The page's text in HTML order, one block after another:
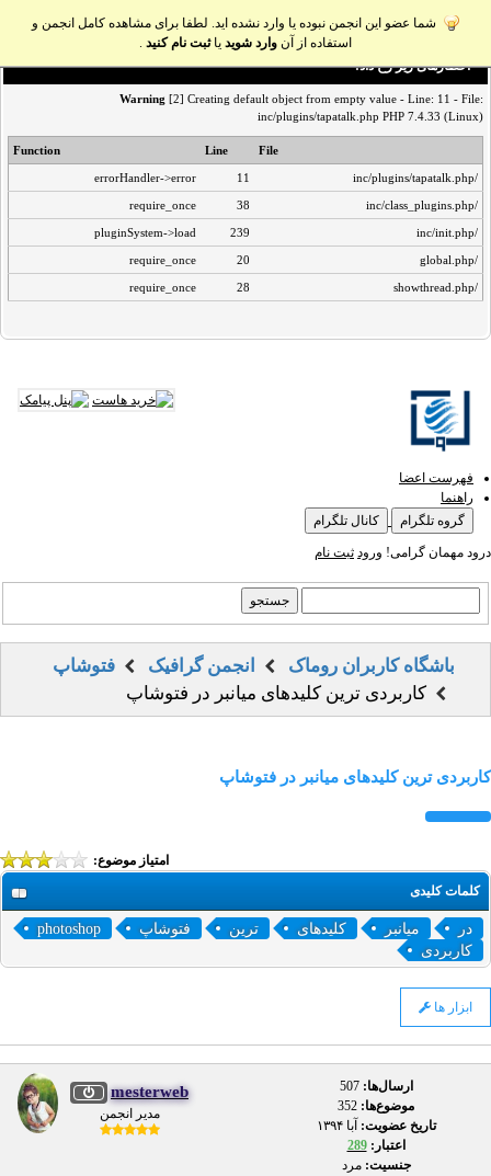
شما عضو این انجمن نبوده یا وارد نشده اید. لطفا برای مشاهده کامل انجمن و
استفاده از آن وارد شوید یاثبت نام کنید .
اخطار‌های زیر رخ داد:
Warning [2] Creating default object from empty value - Line: 11 - File:
inc/plugins/tapatalk.php PHP 7.4.33 (Linux)
File
Line
Function
/inc/plugins/tapatalk.php
11
errorHandler->error
/inc/class_plugins.php
38
require_once
/inc/init.php
239
pluginSystem->load
/global.php
20
require_once
/showthread.php
28
require_once
فهرست اعضا
راهنما
گروه تلگرام
کانال تلگرام
درود مهمان گرامی! ورود ثبت نام
باشگاه کاربران روماک انجمن گرافیک
فتوشاپ
کاربردی ترین کلیدهای میانبر در فتوشاپ
کاربردی ترین کلیدهای میانبر در فتوشاپ
امتیاز موضوع:
کلمات کلیدی
در میانبر کلیدهای ترین فتوشاپ
photoshop
کاربردی
ابزار ها
mesterweb
مدیر انجمن
ارسال‌ها:507
موضوع‌ها:
تاریخ عضویت: آبا ۱۳۹۴
اعتبار:289
جنسیت: مرد